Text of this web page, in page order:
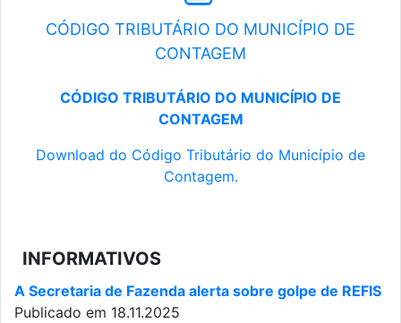
CÓDIGO TRIBUTÁRIO DO MUNICÍPIO DE
CONTAGEM
CÓDIGO TRIBUTÁRIO DO MUNICÍPIO DE
CONTAGEM
Download do Código Tributário do Município de
Contagem.
INFORMATIVOS
A Secretaria de Fazenda alerta sobre golpe de REFIS
Publicado em 18.11.2025